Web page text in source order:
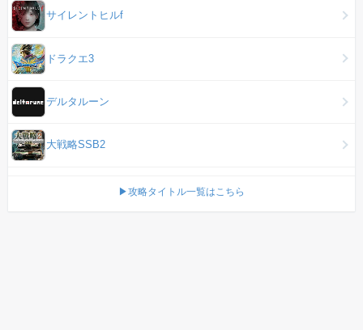
サイレントヒルf
ドラクエ3
デルタルーン
大戦略SSB2
▶攻略タイトル一覧はこちら